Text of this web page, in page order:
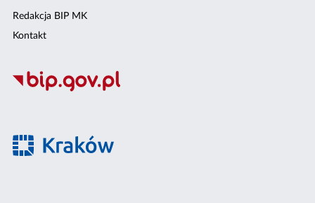
Redakcja BIP MK
Kontakt